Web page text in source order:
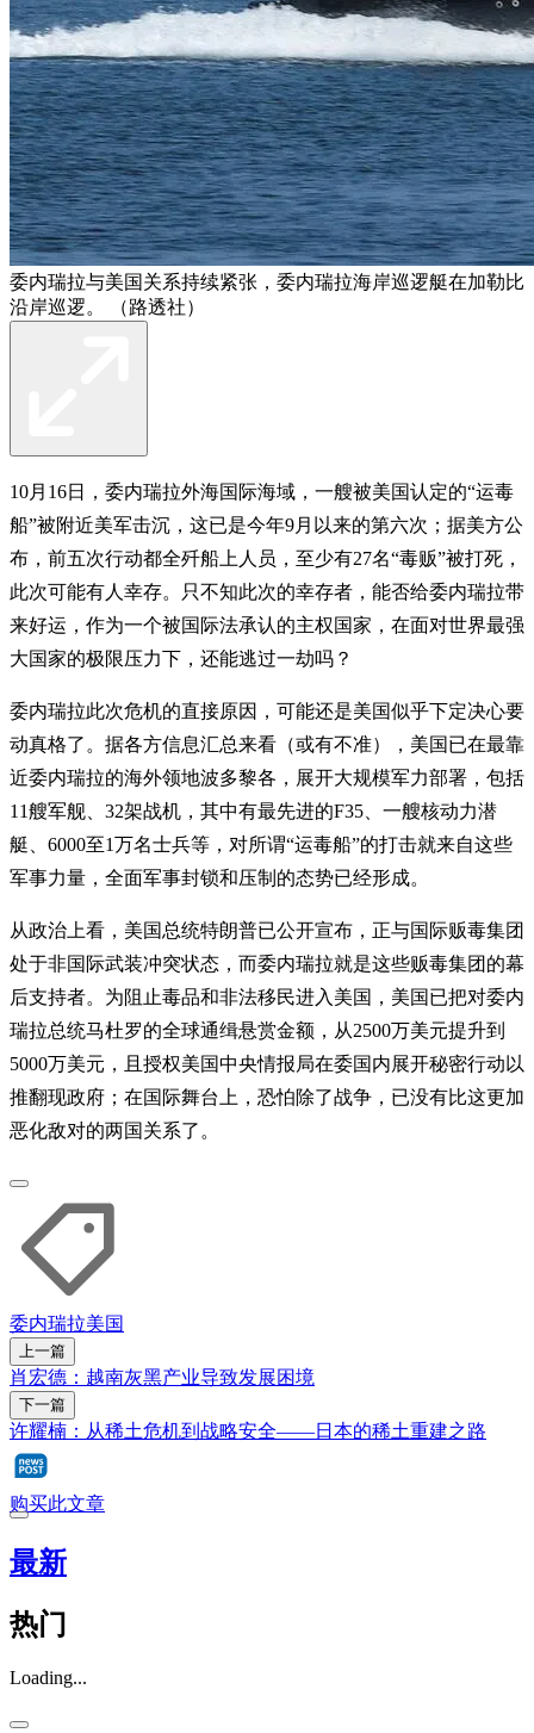
委内瑞拉与美国关系持续紧张，委内瑞拉海岸巡逻艇在加勒比
沿岸巡逻。 （路透社）
10月16日，委内瑞拉外海国际海域，一艘被美国认定的“运毒
船”被附近美军击沉，这已是今年9月以来的第六次；据美方公
布，前五次行动都全歼船上人员，至少有27名“毒贩”被打死，
此次可能有人幸存。只不知此次的幸存者，能否给委内瑞拉带
来好运，作为一个被国际法承认的主权国家，在面对世界最强
大国家的极限压力下，还能逃过一劫吗？
委内瑞拉此次危机的直接原因，可能还是美国似乎下定决心要
动真格了。据各方信息汇总来看（或有不准），美国已在最靠
近委内瑞拉的海外领地波多黎各，展开大规模军力部署，包括
11艘军舰、32架战机，其中有最先进的F35、一艘核动力潜
艇、6000至1万名士兵等，对所谓“运毒船”的打击就来自这些
军事力量，全面军事封锁和压制的态势已经形成。
从政治上看，美国总统特朗普已公开宣布，正与国际贩毒集团
处于非国际武装冲突状态，而委内瑞拉就是这些贩毒集团的幕
后支持者。为阻止毒品和非法移民进入美国，美国已把对委内
瑞拉总统马杜罗的全球通缉悬赏金额，从2500万美元提升到
5000万美元，且授权美国中央情报局在委国内展开秘密行动以
推翻现政府；在国际舞台上，恐怕除了战争，已没有比这更加
恶化敌对的两国关系了。
委内瑞拉美国
上一篇
肖宏德：越南灰黑产业导致发展困境
下一篇
许耀楠：从稀土危机到战略安全——日本的稀土重建之路
购买此文章
最新
热门
Loading...